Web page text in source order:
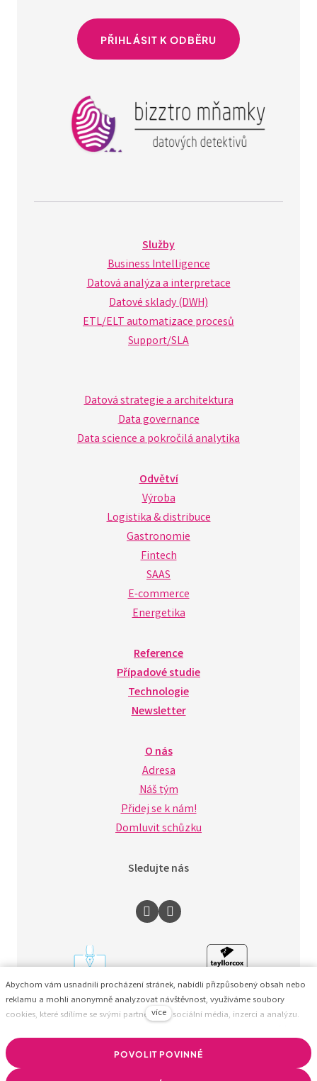
PŘIHLÁSIT K ODBĚRU
Služby
Business Intelligence
Datová analýza a interpretace
Datové sklady (DWH)
ETL/ELT automatizace procesů
Support/SLA
Datová strategie a architektura
Data governance
Data science a pokročilá analytika
Odvětví
Výroba
Logistika & distribuce
Gastronomie
Fintech
SAAS
E-commerce
Energetika
Reference
Případové studie
Technologie
Newsletter
O nás
Adresa
Náš tým
Přidej se k nám!
Domluvit schůzku
Sledujte nás
byznys pomocí dat.
Abychom vám usnadnili procházení stránek, nabídli přizpůsobený obsah nebo
reklamu a mohli anonymně analyzovat návštěvnost, využíváme soubory
cookies, které sdílíme se svými partnery pro sociální média, inzerci a analýzu.
změnit v patičce webu. Podrobnější informace najdete v našich Zásadách
ochrany osobních údajů a používání souborů cookies. Souhlasíte s používáním
cookies?
více
POVOLIT POVINNÉ